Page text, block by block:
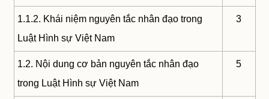
1.1.2. Khái niệm nguyên tắc nhân đạo trong
Luật Hình sự Việt Nam
3
1.2. Nội dung cơ bản nguyên tắc nhân đạo
trong Luật Hình sự Việt Nam
5